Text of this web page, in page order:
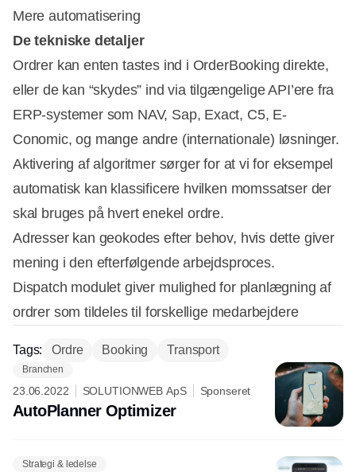
Mere automatisering
De tekniske detaljer
Ordrer kan enten tastes ind i OrderBooking direkte,
eller de kan “skydes” ind via tilgængelige API’ere fra
ERP-systemer som NAV, Sap, Exact, C5, E-
Conomic, og mange andre (internationale) løsninger.
Aktivering af algoritmer sørger for at vi for eksempel
automatisk kan klassificere hvilken momssatser der
skal bruges på hvert enekel ordre.
Adresser kan geokodes efter behov, hvis dette giver
mening i den efterfølgende arbejdsproces.
Dispatch modulet giver mulighed for planlægning af
ordrer som tildeles til forskellige medarbejdere
Tags: Ordre Booking Transport
Branchen
23.06.2022 SOLUTIONWEB ApS Sponseret
AutoPlanner Optimizer
Strategi & ledelse